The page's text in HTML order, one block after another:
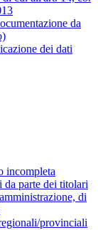
da
dei dati
incompleta
da parte dei titolari
di
provinciali